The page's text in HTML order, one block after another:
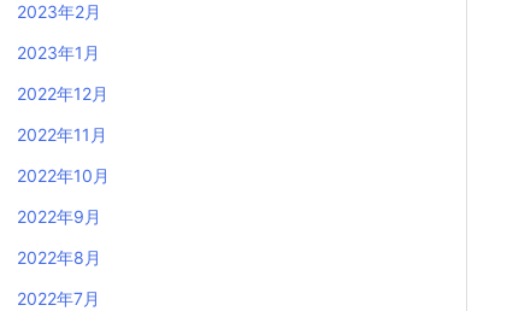
2023年2月
2023年1月
2022年12月
2022年11月
2022年10月
2022年9月
2022年8月
2022年7月